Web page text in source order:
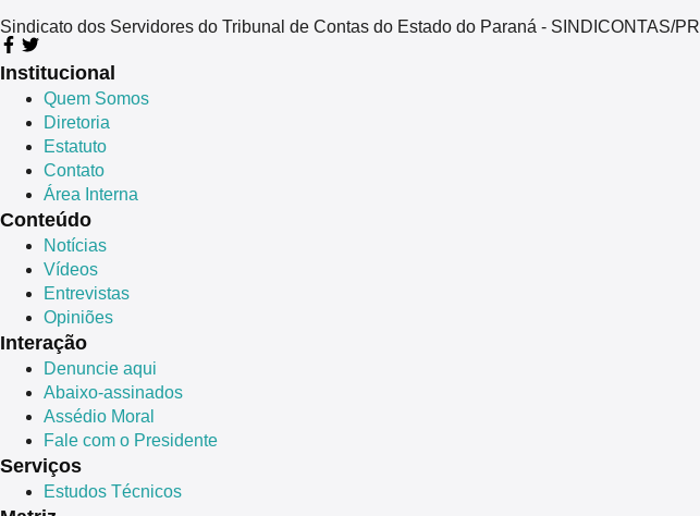
Sindicato dos Servidores do Tribunal de Contas do Estado do Paraná - SINDICONTAS/PR
Institucional
Quem Somos
Diretoria
Estatuto
Contato
Área Interna
Conteúdo
Notícias
Vídeos
Entrevistas
Opiniões
Interação
Denuncie aqui
Abaixo-assinados
Assédio Moral
Fale com o Presidente
Serviços
Estudos Técnicos